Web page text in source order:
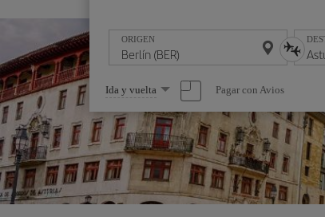
ORIGEN
Seleccione
una
opción
Ida y vuelta Pagar con Avios